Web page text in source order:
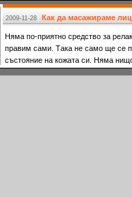
на
2009-11-28 Как да масажираме
Няма по-приятно средство за
правим сами. Така не само ще се
състояние на кожата си. Няма